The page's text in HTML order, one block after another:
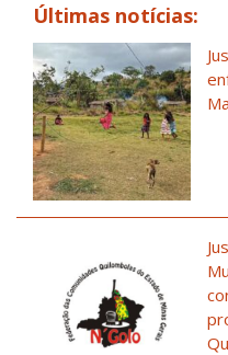
Últimas notícias: